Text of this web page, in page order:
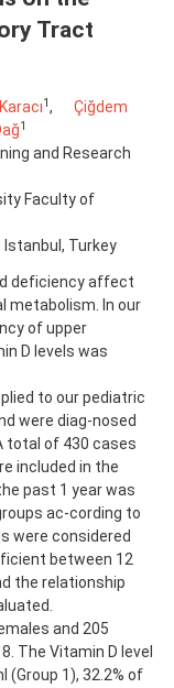
Tract
1,
Çiğdem
1
and Research
Faculty of
Turkey
deficiency affect
metabolism. In our
of upper
D levels was
to our pediatric
were diag-nosed
total of 430 cases
included in the
past 1 year was
ac-cording to
were considered
between 12
the relationship
and 205
The Vitamin D level
(Group 1), 32.2% of